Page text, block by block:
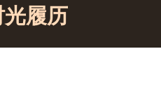
光履历